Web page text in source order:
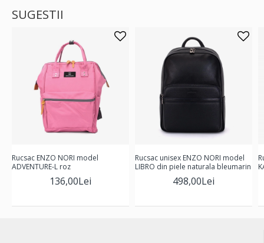
SUGESTII
Rucsac ENZO NORI model
ADVENTURE-L roz
136,00Lei
Rucsac unisex ENZO NORI model
LIBRO din piele naturala bleumarin
498,00Lei